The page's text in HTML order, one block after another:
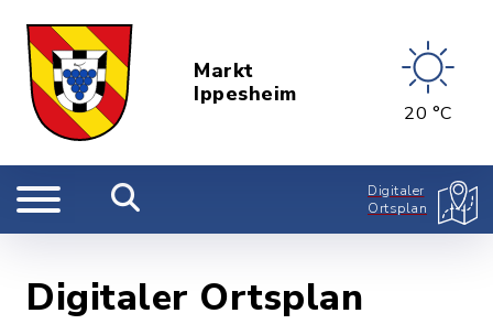
Markt
Ippesheim
20 °C
Digitaler
Ortsplan
Digitaler Ortsplan